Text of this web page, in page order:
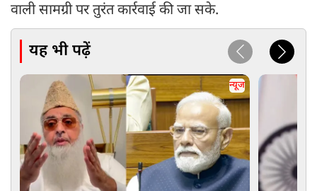
वाली सामग्री पर तुरंत कार्रवाई की जा सके.
यह भी पढ़ें
न्यूज